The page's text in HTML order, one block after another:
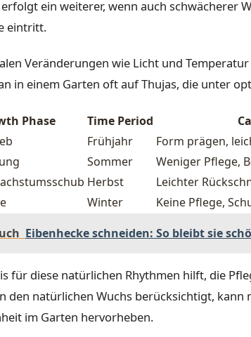
ein weiterer, wenn auch schwächerer
eintritt.
Veränderungen wie Licht und
in einem Garten oft auf Thujas, die unter
Phase Time Period
Frühjahr
Form prägen,
Sommer
Weniger Pflege,
Herbst
Leichter
Winter
Keine Pflege,
Eibenhecke schneiden: So bleibt sie
für diese natürlichen Rhythmen hilft, die
den natürlichen Wuchs berücksichtigt, kann
im Garten hervorheben.